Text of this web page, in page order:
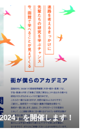
」を開催します！